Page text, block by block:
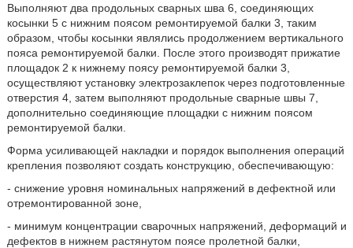
Выполняют два продольных сварных шва 6, соединяющих
косынки 5 с нижним поясом ремонтируемой балки 3, таким
образом, чтобы косынки являлись продолжением вертикального
пояса ремонтируемой балки. После этого производят прижатие
площадок 2 к нижнему поясу ремонтируемой балки 3,
осуществляют установку электрозаклепок через подготовленные
отверстия 4, затем выполняют продольные сварные швы 7,
дополнительно соединяющие площадки с нижним поясом
ремонтируемой балки.
Форма усиливающей накладки и порядок выполнения операций
крепления позволяют создать конструкцию, обеспечивающую:
- снижение уровня номинальных напряжений в дефектной или
отремонтированной зоне,
- минимум концентрации сварочных напряжений, деформаций и
дефектов в нижнем растянутом поясе пролетной балки,